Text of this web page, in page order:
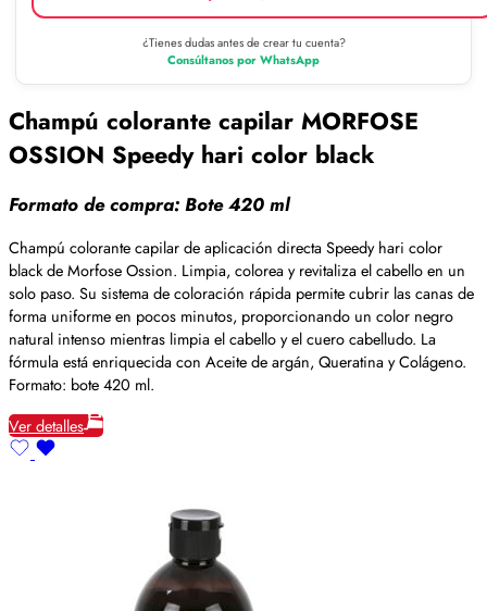
¿Tienes dudas antes de crear tu cuenta?
Consúltanos por WhatsApp
Champú colorante capilar MORFOSE
OSSION Speedy hari color black
Formato de compra: Bote 420 ml
Champú colorante capilar de aplicación directa Speedy hari color
black de Morfose Ossion. Limpia, colorea y revitaliza el cabello en un
solo paso. Su sistema de coloración rápida permite cubrir las canas de
forma uniforme en pocos minutos, proporcionando un color negro
natural intenso mientras limpia el cabello y el cuero cabelludo. La
fórmula está enriquecida con Aceite de argán, Queratina y Colágeno.
Formato: bote 420 ml.
Ver detalles